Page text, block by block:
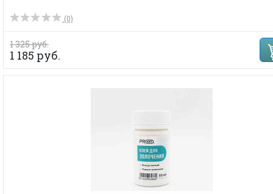
(0)
1 325 руб.
1 185 руб.